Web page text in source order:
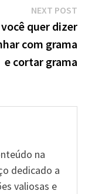
NEXT POST
você quer dizer
com grama
e cortar grama
na
dedicado a
valiosas e